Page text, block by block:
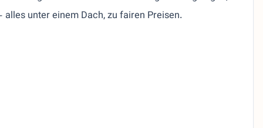
unter einem Dach, zu fairen Preisen.